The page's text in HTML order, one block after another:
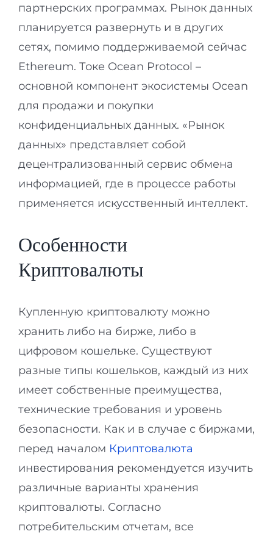
партнерских программах. Рынок данных
планируется развернуть и в других
сетях, помимо поддерживаемой сейчас
Ethereum. Токе Ocean Protocol –
основной компонент экосистемы Ocean
для продажи и покупки
конфиденциальных данных. «Рынок
данных» представляет собой
децентрализованный сервис обмена
информацией, где в процессе работы
применяется искусственный интеллект.
Особенности
Криптовалюты
Купленную криптовалюту можно
хранить либо на бирже, либо в
цифровом кошельке. Существуют
разные типы кошельков, каждый из них
имеет собственные преимущества,
технические требования и уровень
безопасности. Как и в случае с биржами,
перед началом Криптовалюта
инвестирования рекомендуется изучить
различные варианты хранения
криптовалюты. Согласно
потребительским отчетам, все